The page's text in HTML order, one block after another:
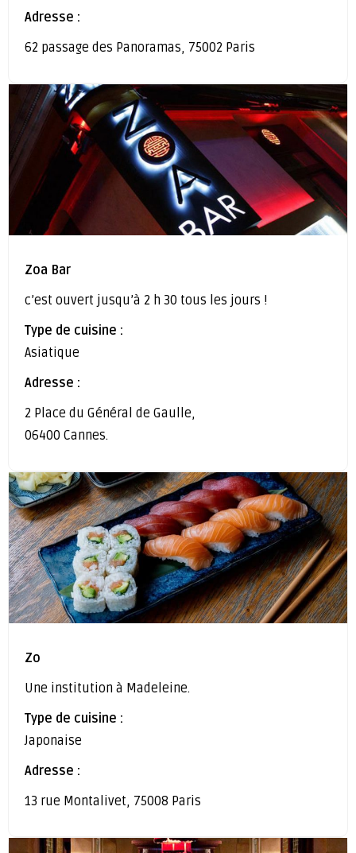
Adresse :
62 passage des Panoramas, 75002 Paris
Zoa Bar
c’est ouvert jusqu’à 2 h 30 tous les jours !
Type de cuisine :
Asiatique
Adresse :
2 Place du Général de Gaulle,
06400 Cannes.
Zo
Une institution à Madeleine.
Type de cuisine :
Japonaise
Adresse :
13 rue Montalivet, 75008 Paris